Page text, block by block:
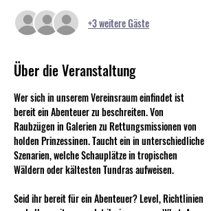
+3 weitere Gäste
Über die Veranstaltung
Wer sich in unserem Vereinsraum einfindet ist
bereit ein Abenteuer zu beschreiten. Von
Raubzügen in Galerien zu Rettungsmissionen von
holden Prinzessinen. Taucht ein in unterschiedliche
Szenarien, welche Schauplätze in tropischen
Wäldern oder kältesten Tundras aufweisen.
Seid ihr bereit für ein Abenteuer? Level, Richtlinien